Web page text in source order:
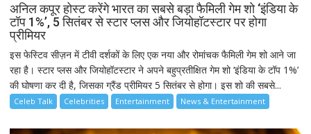
अनिल कपूर होस्ट करेंगे भारत का सबसे बड़ा फैमिली गेम शो ‘इंडिया के
टॉप 1%’, 5 सितंबर से स्टार प्लस और जियोहॉटस्टार पर होगा
प्रीमियर
इस फेस्टिव सीज़न में टीवी दर्शकों के लिए एक नया और रोमांचक फैमिली गेम शो आने जा
रहा है। स्टार प्लस और जियोहॉटस्टार ने अपने बहुप्रतीक्षित गेम शो ‘इंडिया के टॉप 1%’
की घोषणा कर दी है, जिसका ग्रैंड प्रीमियर 5 सितंबर से होगा। इस शो की सबसे...
Celeb Talk Celebrities Entertainment News & Entertainment